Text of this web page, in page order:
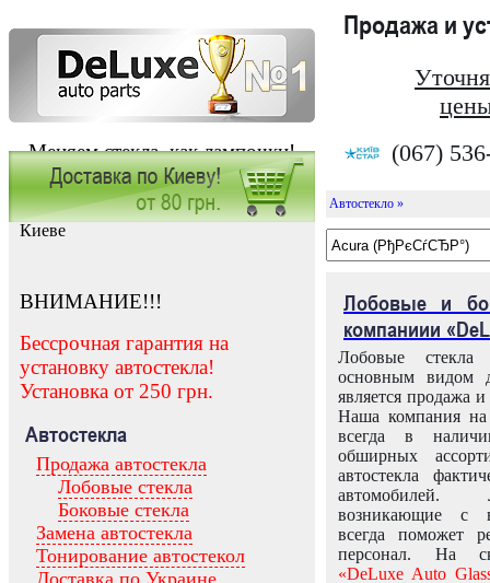
Меняем стекла, как лампочки!
Продажа и
(067)
Заказать установку автостекла в
Киеве
ВНИМАНИЕ!!!
Бессрочная гарантия на
установку автостекла!
Установка от 250 грн.
Автостекла
Продажа автостекла
Лобовые стекла
Боковые стекла
Замена автостекла
Тонирование автостекол
Доставка по Украине
Автостекло »
Лобовые и
компаниии
Лобовые
основным видом
является продажа и
Наша компания на
всегда в
обширных
автостекла
возникающие с
всегда поможет
персонал. На
«DeLuxe Auto